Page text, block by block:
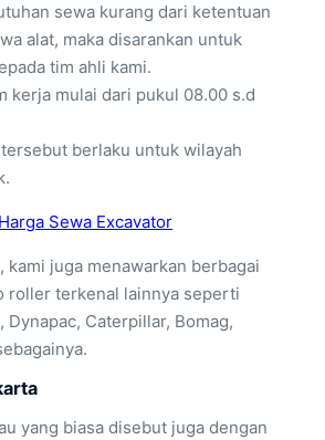
sewa kurang dari ketentuan
alat, maka disarankan untuk
tim ahli kami.
kerja mulai dari pukul 08.00 s.d
berlaku untuk wilayah
Harga Sewa Excavator
kami juga menawarkan berbagai
roller terkenal lainnya seperti
Dynapac, Caterpillar, Bomag,
yang biasa disebut juga dengan